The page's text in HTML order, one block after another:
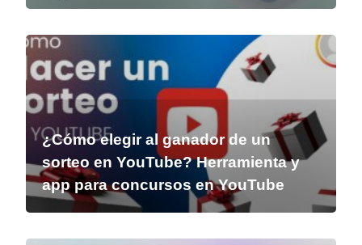
¿Cómo elegir al ganador de un
sorteo en YouTube? Herramienta y
app para concursos en YouTube